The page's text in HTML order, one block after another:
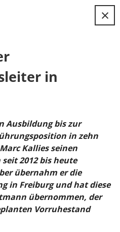
×
in
Ausbildung bis zur
in zehn
Kallies seinen
2012 bis heute
übernahm er die
in Freiburg und hat diese
übernommen, der
Vorruhestand